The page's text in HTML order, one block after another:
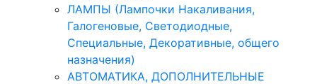
ЛАМПЫ (Лампочки Накаливания,
Галогеновые, Светодиодные,
Специальные, Декоративные, общего
назначения)
АВТОМАТИКА, ДОПОЛНИТЕЛЬНЫЕ